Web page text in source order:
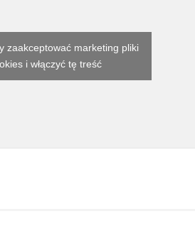
zaakceptować marketing pliki
i włączyć tę treść